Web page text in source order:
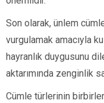
Son olarak, ünlem
vurgulamak amacıyla
hayranlık duygusunu
aktarımında zenginlik
Cümle türlerinin